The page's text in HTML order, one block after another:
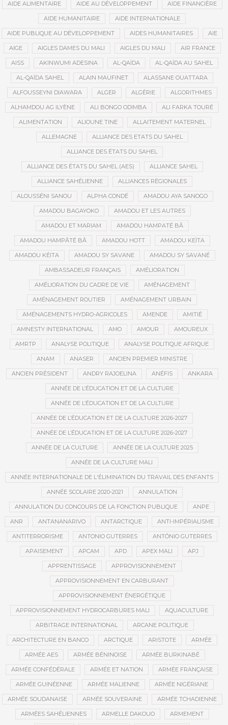
AIDE ALIMENTAIRE AIDE AU DÉVELOPPEMENT AIDE FINANCIÈRE
AIDE HUMANITAIRE AIDE INTERNATIONALE
AIDE PUBLIQUE AU DÉVELOPPEMENT AIDES HUMANITAIRES AIE
AIGE AIGLES DAMES DU MALI AIGLES DU MALI AIR FRANCE
AISS AKINWUMI ADESINA AL-QAÏDA AL-QAÏDA AU SAHEL
AL-QAÏDA SAHEL ALAIN MAUFINET ALASSANE OUATTARA
ALFOUSSEYNI DIAWARA ALGER ALGÉRIE ALGORITHMES
ALHAMDOU AG ILYÈNE ALI BONGO ODIMBA ALI FARKA TOURÉ
ALIMENTATION ALIOUNE TINE ALLAITEMENT MATERNEL
ALLEMAGNE ALLIANCE DES ETATS DU SAHEL
ALLIANCE DES ÉTATS DU SAHEL
ALLIANCE DES ÉTATS DU SAHEL (AES) ALLIANCE SAHEL
ALLIANCE SAHÉLIENNE ALLIANCES RÉGIONALES
ALOUSSÉNI SANOU ALPHA CONDÉ AMADOU AYA SANOGO
AMADOU BAGAYOKO AMADOU ET LES AUTRES
AMADOU ET MARIAM AMADOU HAMPATÉ BÂ
AMADOU HAMPÂTÉ BÂ AMADOU HOTT AMADOU KEÏTA
AMADOU KÉITA AMADOU SY SAVANE AMADOU SY SAVANÉ
AMBASSADEUR FRANÇAIS AMÉLIORATION
AMÉLIORATION DU CADRE DE VIE AMÉNAGEMENT
AMÉNAGEMENT ROUTIER AMÉNAGEMENT URBAIN
AMÉNAGEMENTS HYDRO-AGRICOLES AMENDE AMITIÉ
AMNESTY INTERNATIONAL AMO AMOUR AMOUREUX
AMRTP ANALYSE POLITIQUE ANALYSE POLITIQUE AFRIQUE
ANAM ANASER ANCIEN PREMIER MINISTRE
ANCIEN PRÉSIDENT ANDRY RAJOELINA ANÉFIS ANKARA
ANNÉE DE L’ÉDUCATION ET DE LA CULTURE
ANNÉE DE L’ÉDUCATION ET DE LA CULTURE
ANNÉE DE L’ÉDUCATION ET DE LA CULTURE 2026-2027
ANNÉE DE L’ÉDUCATION ET DE LA CULTURE 2026-2027
ANNÉE DE LA CULTURE ANNÉE DE LA CULTURE 2025
ANNÉE DE LA CULTURE MALI
ANNÉE INTERNATIONALE DE L'ÉLIMINATION DU TRAVAIL DES ENFANTS
ANNÉE SCOLAIRE 2020-2021 ANNULATION
ANNULATION DU CONCOURS DE LA FONCTION PUBLIQUE ANPE
ANR ANTANANARIVO ANTARCTIQUE ANTI-IMPÉRIALISME
ANTITERRORISME ANTONIO GUTERRES ANTÓNIO GUTERRES
APAISEMENT APCAM APD APEX MALI APJ
APPRENTISSAGE APPROVISIONNEMENT
APPROVISIONNEMENT EN CARBURANT
APPROVISIONNEMENT ÉNERGÉTIQUE
APPROVISIONNEMENT HYDROCARBURES MALI AQUACULTURE
ARBITRAGE INTERNATIONAL ARCANE POLITIQUE
ARCHITECTURE EN BANCO ARCTIQUE ARISTOTE ARMÉE
ARMÉE AES ARMÉE BÉNINOISE ARMÉE BURKINABÉ
ARMÉE CONFÉDÉRALE ARMÉE ET NATION ARMÉE FRANÇAISE
ARMÉE GUINÉENNE ARMÉE MALIENNE ARMÉE NIGÉRIANE
ARMÉE SOUDANAISE ARMÉE SOUVERAINE ARMÉE TCHADIENNE
ARMÉES SAHÉLIENNES ARMELLE DAKOUO ARMEMENT